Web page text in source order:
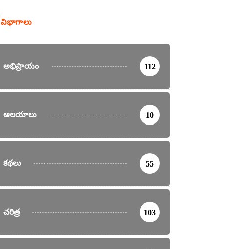
విభాగాలు
అభిప్రాయం 112
ఆలయాలు 10
కథలు 55
చరిత్ర 103